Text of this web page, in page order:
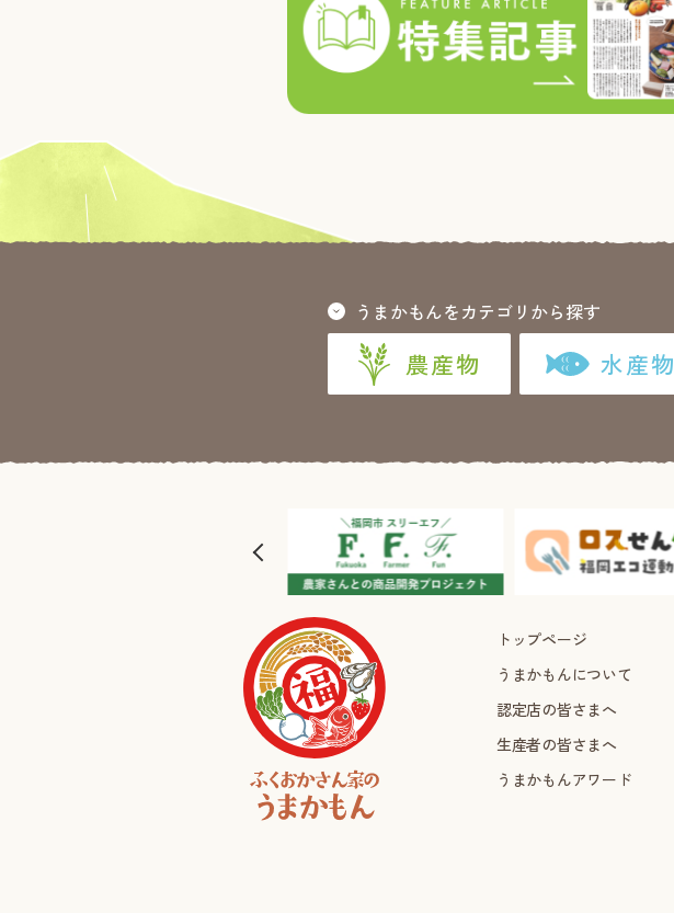
うまかもんをカテゴリから探す
農産物 水産物
トップページ
うまかもんについて
認定店の皆さまへ
生産者の皆さまへ
うまかもんアワード